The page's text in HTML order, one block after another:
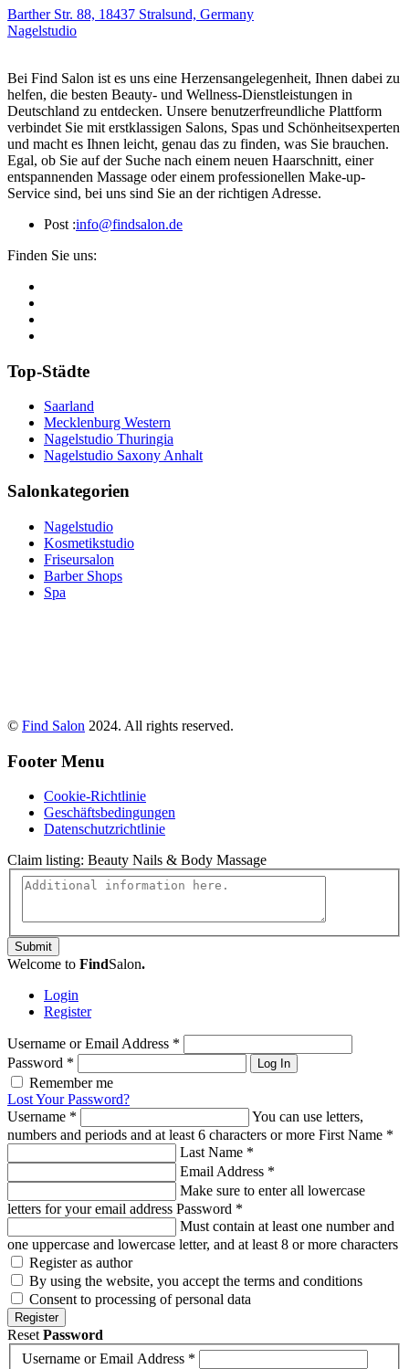
Barther Str. 88, 18437 Stralsund, Germany
Nagelstudio
Bei Find Salon ist es uns eine Herzensangelegenheit, Ihnen dabei zu
helfen, die besten Beauty- und Wellness-Dienstleistungen in
Deutschland zu entdecken. Unsere benutzerfreundliche Plattform
verbindet Sie mit erstklassigen Salons, Spas und Schönheitsexperten
und macht es Ihnen leicht, genau das zu finden, was Sie brauchen.
Egal, ob Sie auf der Suche nach einem neuen Haarschnitt, einer
entspannenden Massage oder einem professionellen Make-up-
Service sind, bei uns sind Sie an der richtigen Adresse.
Post :info@findsalon.de
Finden Sie uns:
Top-Städte
Saarland
Mecklenburg Western
Nagelstudio Thuringia
Nagelstudio Saxony Anhalt
Salonkategorien
Nagelstudio
Kosmetikstudio
Friseursalon
Barber Shops
Spa
© Find Salon 2024. All rights reserved.
Footer Menu
Cookie-Richtlinie
Geschäftsbedingungen
Datenschutzrichtlinie
Claim listing: Beauty Nails & Body Massage
Submit
Welcome to FindSalon.
Login
Register
Username or Email Address *
Password * Log In
Remember me
Lost Your Password?
Username *
You can use letters,
numbers and periods and at least 6 characters or more First Name *
Last Name *
Email Address *
Make sure to enter all lowercase
letters for your email address Password *
Must contain at least one number and
one uppercase and lowercase letter, and at least 8 or more characters
Register as author
By using the website, you accept the terms and conditions
Consent to processing of personal data
Register
Reset Password
Username or Email Address *